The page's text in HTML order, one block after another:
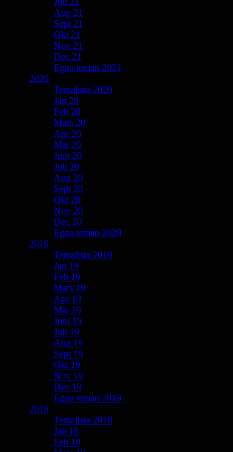
Aug 21
Sept 21
Okt 21
Nov 21
Dec 21
Egna teman 2021
2020
Temalista 2020
Jan 20
Feb 20
Mars 20
Apr 20
Maj 20
Juni 20
Juli 20
Aug 20
Sept 20
Okt 20
Nov 20
Dec 20
Egna teman 2020
2019
Temalista 2019
Jan 19
Feb 19
Mars 19
Apr 19
Maj 19
Juni 19
Juli 19
Aug 19
Sept 19
Okt 19
Nov 19
Dec 19
Egna teman 2019
2018
Temalista 2018
Jan 18
Feb 18